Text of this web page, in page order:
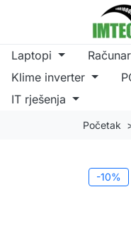
Laptopi
Klime inverter
IT rješenja
Početak
-10%